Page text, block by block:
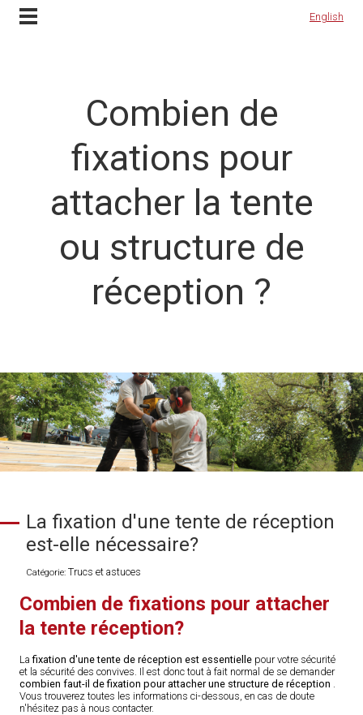
English
English
Combien de
fixations pour
attacher la tente
ou structure de
réception ?
La fixation d'une tente de réception
est-elle nécessaire?
Catégorie: Trucs et astuces
Combien de fixations pour attacher
la tente réception?
Lafixation d'une tente de réception est essentielle pour votre sécurité
et la sécurité des convives. Il est donc tout à fait normal de se demander
combien faut-il de fixation pour attacher une structure de réception
Vous trouverez toutes les informations ci-dessous, en cas de doute
n'hésitez pas à nous contacter.